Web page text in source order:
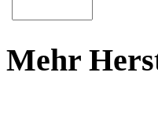
Mehr